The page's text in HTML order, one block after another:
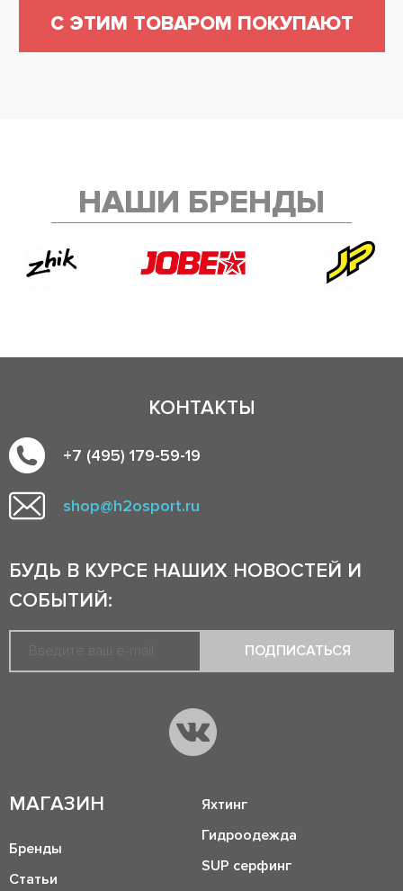
С ЭТИМ ТОВАРОМ ПОКУПАЮТ
НАШИ БРЕНДЫ
КОНТАКТЫ
+7 (495) 179-59-19
shop@h2osport.ru
БУДЬ В КУРСЕ НАШИХ НОВОСТЕЙ И
СОБЫТИЙ:
ПОДПИСАТЬСЯ
МАГАЗИН
Бренды
Статьи
Яхтинг
Гидроодежда
SUP серфинг